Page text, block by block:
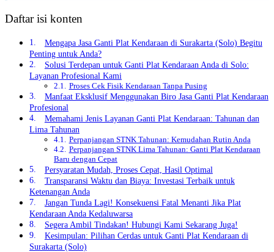
Daftar isi konten
Mengapa Jasa Ganti Plat Kendaraan di Surakarta (Solo) Begitu
Penting untuk Anda?
Solusi Terdepan untuk Ganti Plat Kendaraan Anda di Solo:
Layanan Profesional Kami
Proses Cek Fisik Kendaraan Tanpa Pusing
Manfaat Eksklusif Menggunakan Biro Jasa Ganti Plat Kendaraan
Profesional
Memahami Jenis Layanan Ganti Plat Kendaraan: Tahunan dan
Lima Tahunan
Perpanjangan STNK Tahunan: Kemudahan Rutin Anda
Perpanjangan STNK Lima Tahunan: Ganti Plat Kendaraan
Baru dengan Cepat
Persyaratan Mudah, Proses Cepat, Hasil Optimal
Transparansi Waktu dan Biaya: Investasi Terbaik untuk
Ketenangan Anda
Jangan Tunda Lagi! Konsekuensi Fatal Menanti Jika Plat
Kendaraan Anda Kedaluwarsa
Segera Ambil Tindakan! Hubungi Kami Sekarang Juga!
Kesimpulan: Pilihan Cerdas untuk Ganti Plat Kendaraan di
Surakarta (Solo)